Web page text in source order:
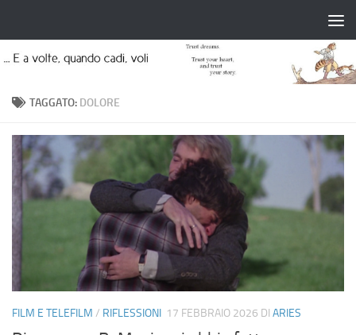
TAGGATO: DOLORE
FILM E TELEFILM / RIFLESSIONI 17 FEBBRAIO 2026 DI ARIES